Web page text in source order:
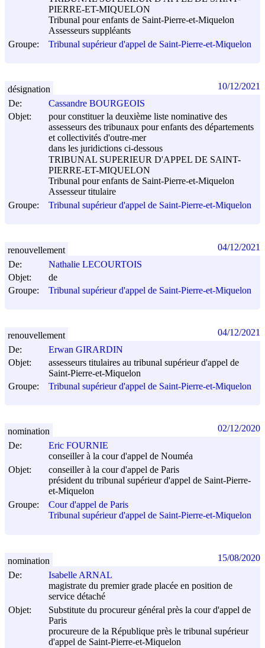
PIERRE-ET-MIQUELON
Tribunal pour enfants de Saint-Pierre-et-Miquelon
Assesseurs suppléants
Groupe:
Tribunal supérieur d'appel de Saint-Pierre-et-Miquelon
De:
Cassandre BOURGEOIS
Objet:
pour constituer la deuxième liste nominative des
assesseurs des tribunaux pour enfants des départements
et collectivités d'outre-mer
dans les juridictions ci-dessous
TRIBUNAL SUPERIEUR D'APPEL DE SAINT-
PIERRE-ET-MIQUELON
Tribunal pour enfants de Saint-Pierre-et-Miquelon
Assesseur titulaire
Groupe:
Tribunal supérieur d'appel de Saint-Pierre-et-Miquelon
désignation 10/12/2021
De:
Nathalie LECOURTOIS
Objet:
de
Groupe:
Tribunal supérieur d'appel de Saint-Pierre-et-Miquelon
renouvellement 04/12/2021
De:
Erwan GIRARDIN
Objet:
assesseurs titulaires au tribunal supérieur d'appel de
Saint-Pierre-et-Miquelon
Groupe:
Tribunal supérieur d'appel de Saint-Pierre-et-Miquelon
renouvellement 04/12/2021
De:
Eric FOURNIE
conseiller à la cour d'appel de Nouméa
Objet:
conseiller à la cour d'appel de Paris
président du tribunal supérieur d'appel de Saint-Pierre-
et-Miquelon
Groupe:
Cour d'appel de Paris
Tribunal supérieur d'appel de Saint-Pierre-et-Miquelon
nomination 02/12/2020
De:
Isabelle ARNAL
magistrate du premier grade placée en position de
service détaché
Objet:
Substitute du procureur général près la cour d'appel de
Paris
procureure de la République près le tribunal supérieur
d'appel de Saint-Pierre-et-Miquelon
nomination 15/08/2020